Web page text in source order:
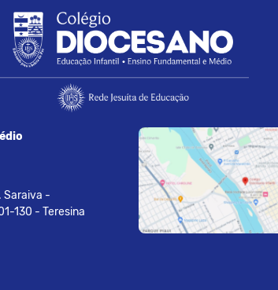
Saraiva -
130 - Teresina